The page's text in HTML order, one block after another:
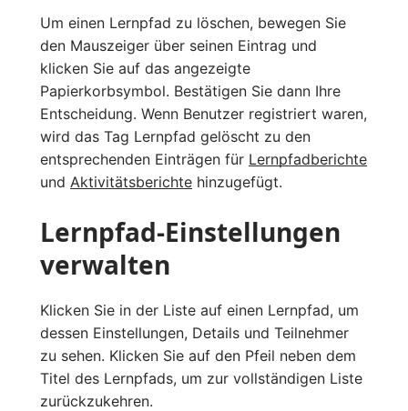
Um einen Lernpfad zu löschen, bewegen Sie
den Mauszeiger über seinen Eintrag und
klicken Sie auf das angezeigte
Papierkorbsymbol. Bestätigen Sie dann Ihre
Entscheidung. Wenn Benutzer registriert waren,
wird das Tag Lernpfad gelöscht zu den
entsprechenden Einträgen für Lernpfadberichte
und Aktivitätsberichte hinzugefügt.
Lernpfad-Einstellungen
verwalten
Klicken Sie in der Liste auf einen Lernpfad, um
dessen Einstellungen, Details und Teilnehmer
zu sehen. Klicken Sie auf den Pfeil neben dem
Titel des Lernpfads, um zur vollständigen Liste
zurückzukehren.